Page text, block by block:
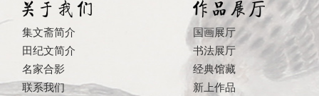
集文斋简介
田纪文简介
名家合影
联系我们
国画展厅
书法展厅
经典馆藏
新上作品